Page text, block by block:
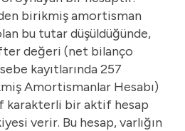
birikmiş amortisman
bu tutar düşüldüğünde,
değeri (net bilanço
kayıtlarında 257
Amortismanlar Hesabı)
karakterli bir aktif hesap
verir. Bu hesap, varlığın